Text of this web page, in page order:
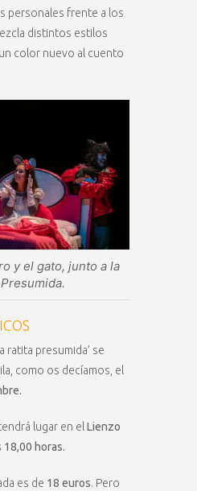
personales frente a los
distintos estilos
color nuevo al cuento
y el gato, junto a la
ratita presumida’ se
como os decíamos, el
lugar en elLienzo
18,00 horas.
es de 18 euros. Pero